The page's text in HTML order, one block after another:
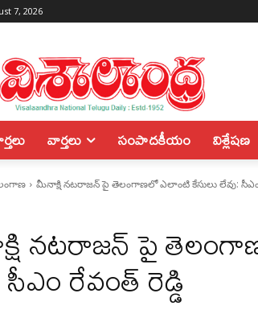
7, 2026
వార్తలు సంపాదకీయం విశ్లేషణ
మీనాక్షి నటరాజన్ పై తెలంగాణలో ఎలాంటి కేసులు లేవు: సీఎం
నటరాజన్ పై
సీఎం రేవంత్ రెడ్డి